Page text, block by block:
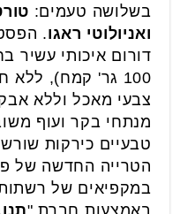
בשלושה טעמים:
ואניולוטי ראגו
100 גר' קמח),
צבעי מאכל וללא
מנתחי בקר ועוף
טבעיים כירקות
הטרייה החדשה של
במקפיאים של